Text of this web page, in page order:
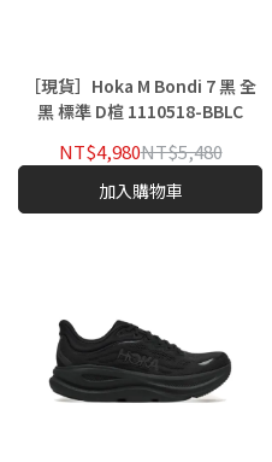
［現貨］Hoka M Bondi 7 黑 全
黑 標準 D楦 1110518-BBLC
NT$4,980NT$5,480
加入購物車